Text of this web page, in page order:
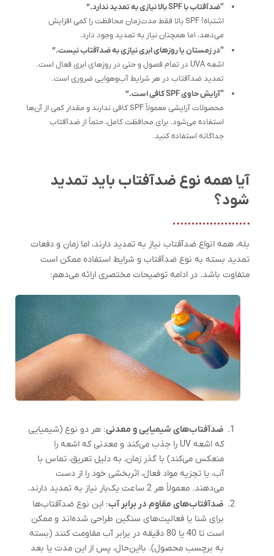
“ضدآفتاب با SPF بالا نیازی به تمدید ندارد.”
اشتباه! SPF بالا فقط مدت‌زمان محافظت را کمی افزایش
می‌دهد، اما همچنان نیاز به تمدید وجود دارد.
“در زمستان یا روزهای ابری نیازی به ضدآفتاب نیست.”
اشعه UVA در تمام فصول و حتی در روزهای ابری فعال است.
تمدید ضدآفتاب در هر شرایط آب‌وهوایی ضروری است.
“آرایش حاوی SPF کافی است.”
محصولات آرایشی معمولاً SPF کافی ندارند و مقدار کمی از آن‌ها
استفاده می‌شود. برای محافظت کامل، حتماً از ضدآفتاب
جداگانه استفاده کنید.
آیا همه نوع ضدآفتاب باید تمدید
شود؟
بله، همه انواع ضدآفتاب نیاز به تمدید دارند، اما زمان و دفعات
تمدید بسته به نوع ضدآفتاب و شرایط استفاده ممکن است
متفاوت باشد. در ادامه توضیحات مختصری ارائه می‌دهم:
ضدآفتاب‌های شیمیایی و معدنی: هر دو نوع (شیمیایی
که اشعه UV را جذب می‌کند و معدنی که اشعه را
منعکس می‌کند) با گذر زمان، به دلیل تعریق، تماس با
آب، یا تجزیه مواد فعال، اثربخشی خود را از دست
می‌دهند. معمولاً هر 2 ساعت یک‌بار نیاز به تمدید دارند.
ضدآفتاب‌های مقاوم در برابر آب: این نوع ضدآفتاب‌ها
برای شنا یا فعالیت‌های سنگین طراحی شده‌اند و ممکن
است تا 40 یا 80 دقیقه در برابر آب مقاومت کنند (بسته
به برچسب محصول). بااین‌حال، پس از این مدت یا بعد